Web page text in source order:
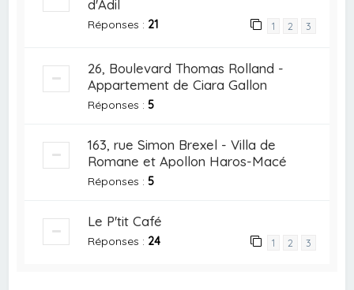
d'Adil
Réponses : 21 1 2 3
26, Boulevard Thomas Rolland -
Appartement de Ciara Gallon
Réponses : 5
163, rue Simon Brexel - Villa de
Romane et Apollon Haros-Macé
Réponses : 5
Le P'tit Café
Réponses : 24 1 2 3